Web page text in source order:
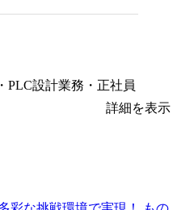
PLC設計業務・正社員
詳細を表示